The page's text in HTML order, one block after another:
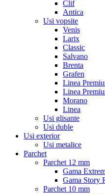
Clif
Antica
Usi vopsite
Venis
Larix
Classic
Salvano
Brenta
Grafen
Linea
Linea
Morano
Linea
Usi glisante
Usi duble
Usi exterior
Usi metalice
Parchet
Parchet 12 mm
Gama
Gama Story
Parchet 10 mm